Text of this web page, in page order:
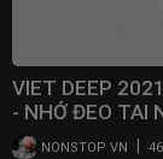
VIET DEEP
- NHỚ ĐEO TAI
NONSTOP VN